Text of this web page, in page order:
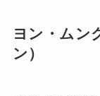
ヨン・ムン
ン）